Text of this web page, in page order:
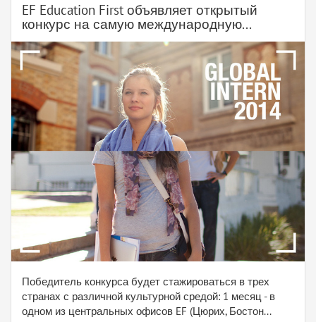
EF Education First объявляет открытый
конкурс на самую международную...
Победитель конкурса будет стажироваться в трех
странах с различной культурной средой: 1 месяц - в
одном из центральных офисов EF (Цюрих, Бостон...